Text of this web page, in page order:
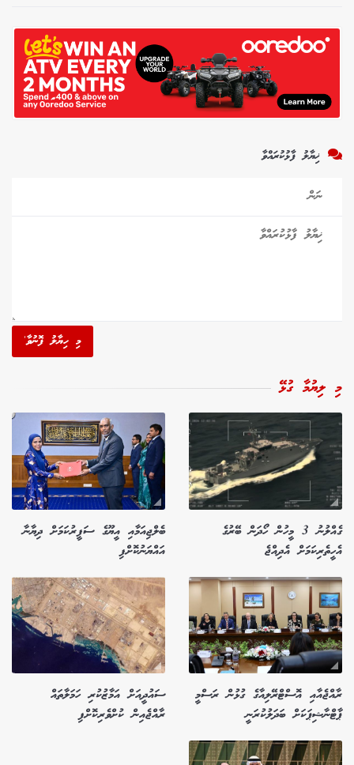
ޚިޔާލު ފާޅުކުރައްވާ
މި ހިޔާލު ފޮނުވާ'
މި ލިޔުމާ ގުޅޭ
ގެއްލުނު 3 މީހުން ހޯދަން ބޭރުގެ
އެހީތެރިކަމަށް އެދިއްޖެ
ބެލްޖިއަމާއި އީޔޫގެ ސަފީރުކަމަށް ދިޔާނާ
އައްޔަނުކޮށްފި
ރާއްޖެއާއި އޮސްޓްރޭލިއާގެ ގުޅުން ރަސްމީ
ޕާޓްނާޝިޕަކަށް ބަދަލުކުރަނީ
ސައުދީއަށް އަމާޒުކުރި ހަމަލާތައް
ރާއްޖެއިން ކުށްވެރިކޮށްފި